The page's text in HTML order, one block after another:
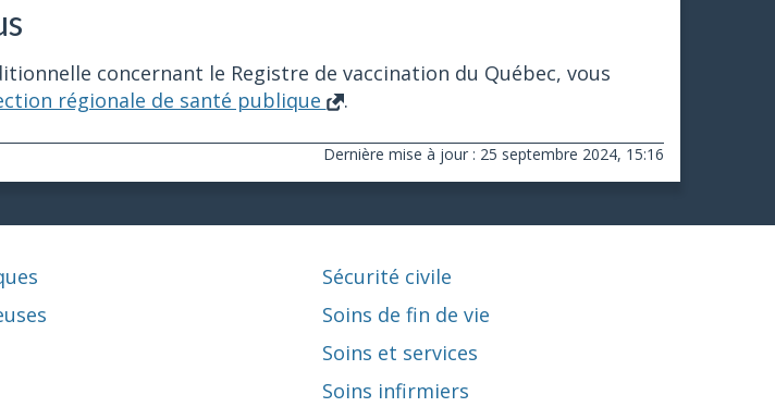
concernant le Registre de vaccination du Québec, vous
régionale de santé publique .
Dernière mise à jour : 25 septembre 2024, 15:16
Sécurité civile
Soins de fin de vie
Soins et services
Soins infirmiers